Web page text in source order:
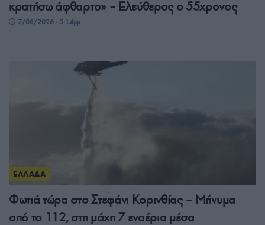
κρατήσω άφθαρτο» – Ελεύθερος ο 55χρονος
7/08/2026 - 5:14μμ
ΕΛΛΑΔΑ
Φωτιά τώρα στο Στεφάνι Κορινθίας – Μήνυμα
από το 112, στη μάχη 7 εναέρια μέσα